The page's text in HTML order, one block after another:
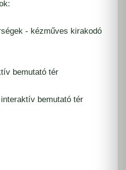
- kézműves kirakodó
bemutató tér
bemutató tér